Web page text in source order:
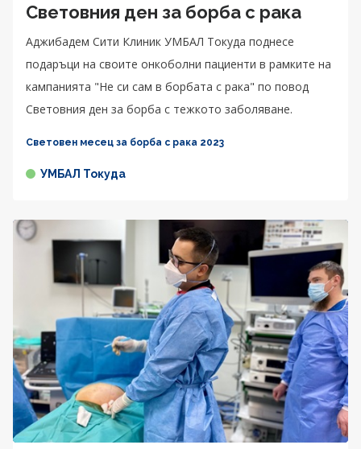
Световния ден за борба с рака
Аджибадем Сити Клиник УМБАЛ Токуда поднесе
подаръци на своите онкоболни пациенти в рамките на
кампанията "Не си сам в борбата с рака" по повод
Световния ден за борба с тежкото заболяване.
Световен месец за борба с рака 2023
УМБАЛ Токуда